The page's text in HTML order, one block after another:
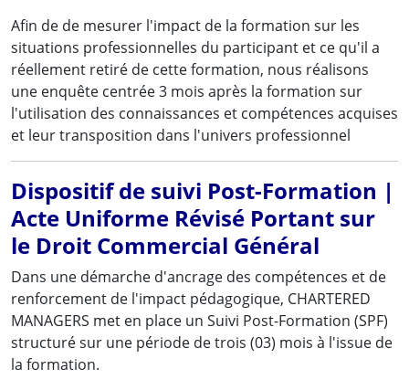
Afin de de mesurer l'impact de la formation sur les
situations professionnelles du participant et ce qu'il a
réellement retiré de cette formation, nous réalisons
une enquête centrée 3 mois après la formation sur
l'utilisation des connaissances et compétences acquises
et leur transposition dans l'univers professionnel
Dispositif de suivi Post-Formation |
Acte Uniforme Révisé Portant sur
le Droit Commercial Général
Dans une démarche d'ancrage des compétences et de
renforcement de l'impact pédagogique, CHARTERED
MANAGERS met en place un Suivi Post-Formation (SPF)
structuré sur une période de trois (03) mois à l'issue de
la formation.